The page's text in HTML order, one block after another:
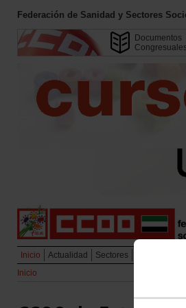
Federación de Sanidad y Sectores
Documentos
Congresuales
Inicio Actualidad Sectores
Inicio